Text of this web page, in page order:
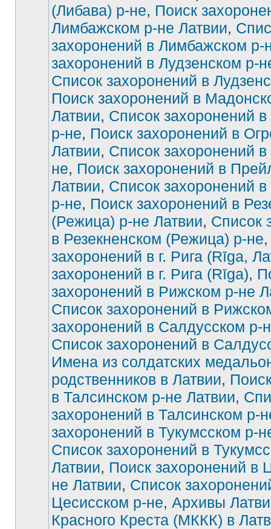
(Либава) р-не, Поиск
Лимбажском р-не Латвии,
захоронений в Лимбажском р-
захоронений в Лудзенском р-
Список захоронений в
Поиск захоронений в
Латвии, Список захоронений
р-не, Поиск захоронений в
Латвии, Список захоронений
не, Поиск захоронений в
Латвии, Список захоронений
р-не, Поиск захоронений в
(Режица) р-не Латвии, Список
в Резекненском (Режица) р-не
захоронений в г. Рига (Rīga,
захоронений в г. Рига (Rīga),
захоронений в Рижском р-не
Список захоронений в
захоронений в Салдусском р-
Список захоронений в
Имена из солдатских
родственников в Латвии,
в Талсинском р-не Латвии,
захоронений в Талсинском р-
захоронений в Тукумсском р-
Список захоронений в
Латвии, Поиск захоронений в
не Латвии, Список
Цесисском р-не, Архивы
Красного Креста (МККК) в